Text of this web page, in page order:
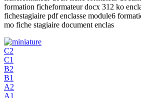
formation ficheformateur docx 312 ko
fichestagiaire pdf enclasse module6
mo fiche stagiaire document enclas
C2
C1
B2
B1
A2
A1